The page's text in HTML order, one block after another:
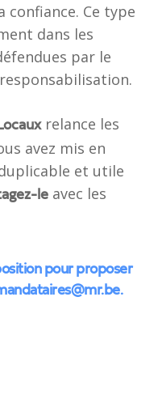
confiance. Ce type
dans les
par le
relance les
avez mis en
et utile
leavec les
pour proposer
.